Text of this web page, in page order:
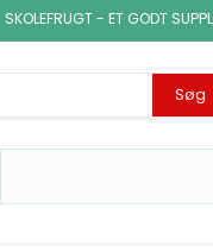
SKOLEFRUGT - ET GODT
Søg